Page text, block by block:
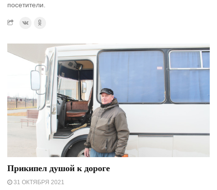
посетители.
Прикипел душой к дороге
31 ОКТЯБРЯ 2021